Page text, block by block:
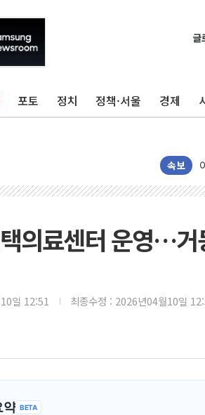
포토 정치 정책·서울 경제
속보
의료센터 운영…거
일 12:51 최종수정 : 2026년04월10일
약 BETA